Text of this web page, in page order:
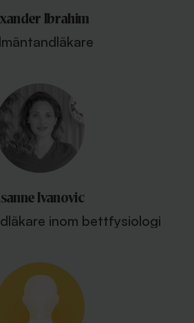
Ibrahim
Ivanovic
inom bettfysiologi